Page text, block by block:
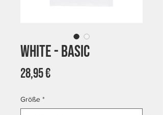
White - Basic
28,95 €Preis
Größe *